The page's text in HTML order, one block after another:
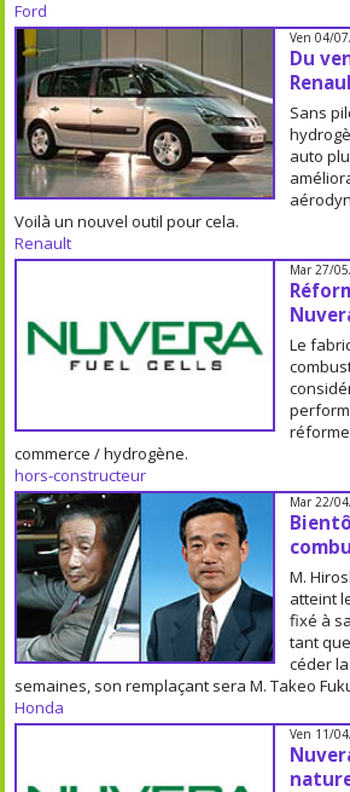
Ford
Ven 04/
Du
Sans
auto
Voilà un nouvel outil pour cela.
Renault
Mar 27/
Le
commerce / hydrogène.
hors-constructeur
Mar 22/
M.
atteint
fixé à
tant
céder
semaines, son remplaçant sera M. Takeo
Honda
Ven 11/